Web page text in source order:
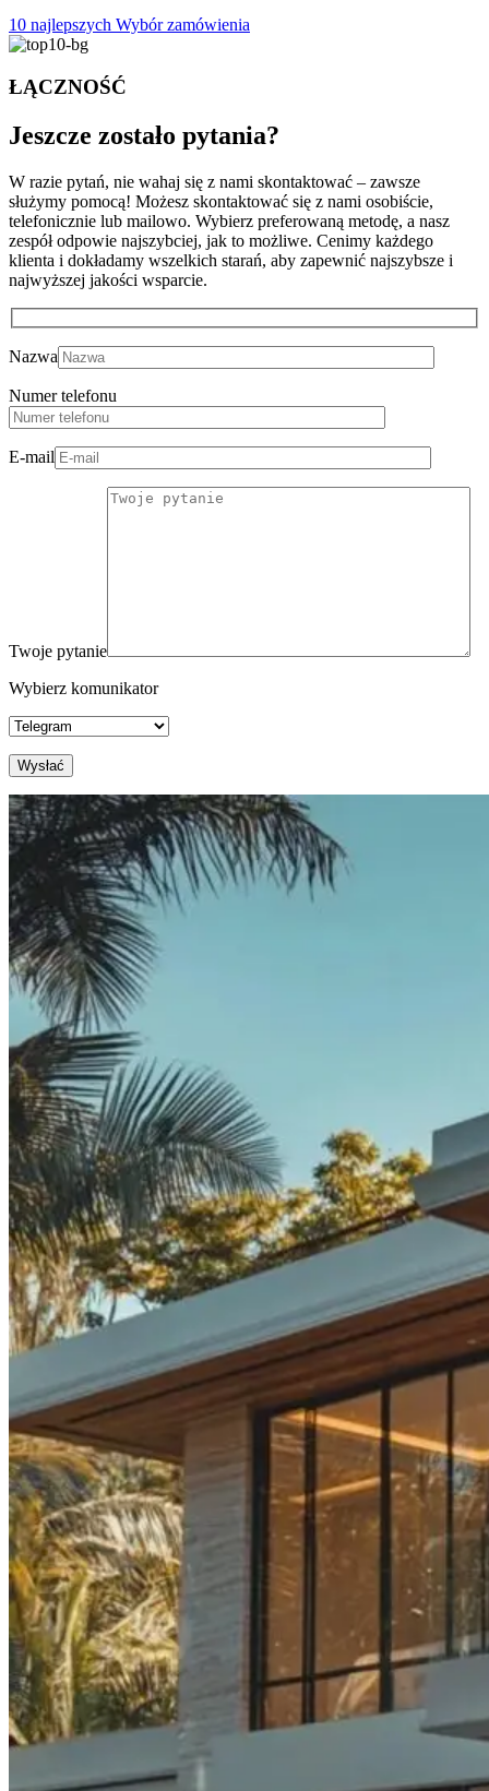
10 najlepszych Wybór zamówienia
ŁĄCZNOŚĆ
Jeszcze zostało pytania?
W razie pytań, nie wahaj się z nami skontaktować – zawsze
służymy pomocą! Możesz skontaktować się z nami osobiście,
telefonicznie lub mailowo. Wybierz preferowaną metodę, a nasz
zespół odpowie najszybciej, jak to możliwe. Cenimy każdego
klienta i dokładamy wszelkich starań, aby zapewnić najszybsze i
najwyższej jakości wsparcie.
Nazwa
Numer telefonu
E-mail
Twoje pytanie
Wybierz komunikator